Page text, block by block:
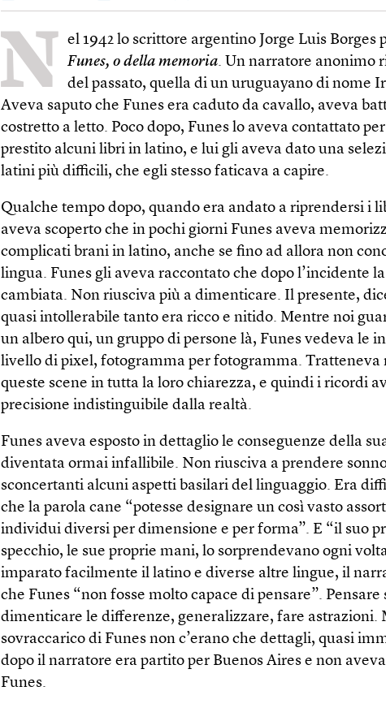
N el 1942 lo scrittore argentino Jorge Luis Borges
Funes, o della memoria. Un narratore anonimo
del passato, quella di un uruguayano di nome
Aveva saputo che Funes era caduto da cavallo, aveva
costretto a letto. Poco dopo, Funes lo aveva contattato
prestito alcuni libri in latino, e lui gli aveva dato una
latini più difficili, che egli stesso faticava a capire.
Qualche tempo dopo, quando era andato a riprendersi i
aveva scoperto che in pochi giorni Funes aveva
complicati brani in latino, anche se fino ad allora non
lingua. Funes gli aveva raccontato che dopo l’incidente
cambiata. Non riusciva più a dimenticare. Il presente,
quasi intollerabile tanto era ricco e nitido. Mentre noi
un albero qui, un gruppo di persone là, Funes vedeva le
livello di pixel, fotogramma per fotogramma. Tratteneva
queste scene in tutta la loro chiarezza, e quindi i ricordi
precisione indistinguibile dalla realtà.
Funes aveva esposto in dettaglio le conseguenze della
diventata ormai infallibile. Non riusciva a prendere
sconcertanti alcuni aspetti basilari del linguaggio. Era
che la parola cane “potesse designare un così vasto
individui diversi per dimensione e per forma”. E “il suo
specchio, le sue proprie mani, lo sorprendevano ogni
imparato facilmente il latino e diverse altre lingue, il
che Funes “non fosse molto capace di pensare”. Pensare
dimenticare le differenze, generalizzare, fare astrazioni.
sovraccarico di Funes non c’erano che dettagli, quasi
dopo il narratore era partito per Buenos Aires e non
Funes.